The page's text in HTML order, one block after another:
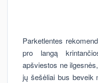
Parketlentes
pro langą
apšviestos ne
jų šešėliai bus beveik